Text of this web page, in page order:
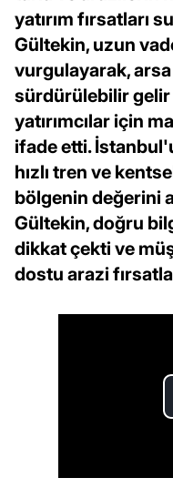
yatırım fırsatları
Gültekin, uzun
vurgulayarak,
sürdürülebilir gelir
yatırımcılar için
ifade etti.
hızlı tren ve
bölgenin değerini
Gültekin, doğru
dikkat çekti ve
dostu arazi